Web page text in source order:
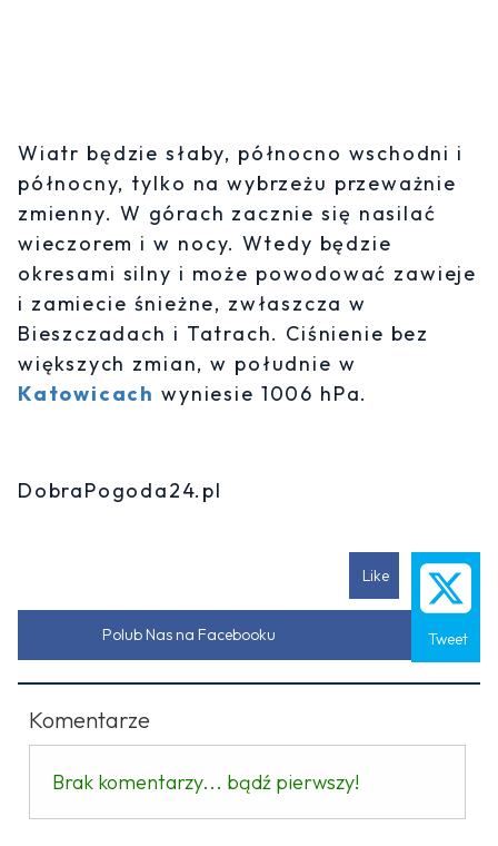
Wiatr będzie słaby, północno wschodni i
północny, tylko na wybrzeżu przeważnie
zmienny. W górach zacznie się nasilać
wieczorem i w nocy. Wtedy będzie
okresami silny i może powodować zawieje
i zamiecie śnieżne, zwłaszcza w
Bieszczadach i Tatrach. Ciśnienie bez
większych zmian, w południe w
Katowicach wyniesie 1006 hPa.
DobraPogoda24.pl
Like
Tweet
Polub Nas na Facebooku
Komentarze
Brak komentarzy... bądź pierwszy!